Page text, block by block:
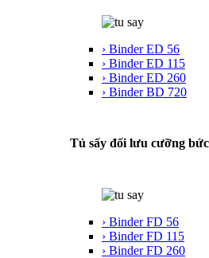
› Binder ED 56
› Binder ED 115
› Binder ED 260
› Binder BD 720
Tủ sấy đối lưu cưỡng
› Binder FD 56
› Binder FD 115
› Binder FD 260